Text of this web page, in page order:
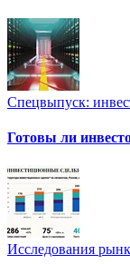
Спецвыпуск:
Готовы ли
Исследования